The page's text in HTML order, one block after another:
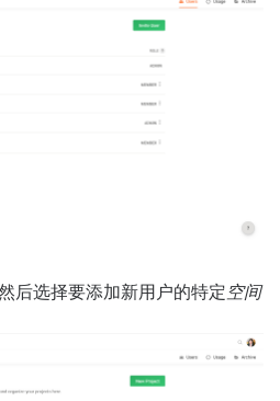
后选择要添加新用户的特定空间